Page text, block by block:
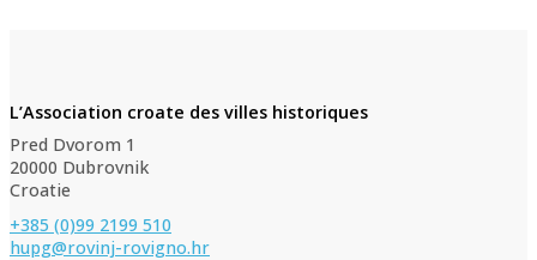
L’Association croate des villes historiques
Pred Dvorom 1
20000 Dubrovnik
Croatie
+385 (0)99 2199 510
hupg@rovinj-rovigno.hr